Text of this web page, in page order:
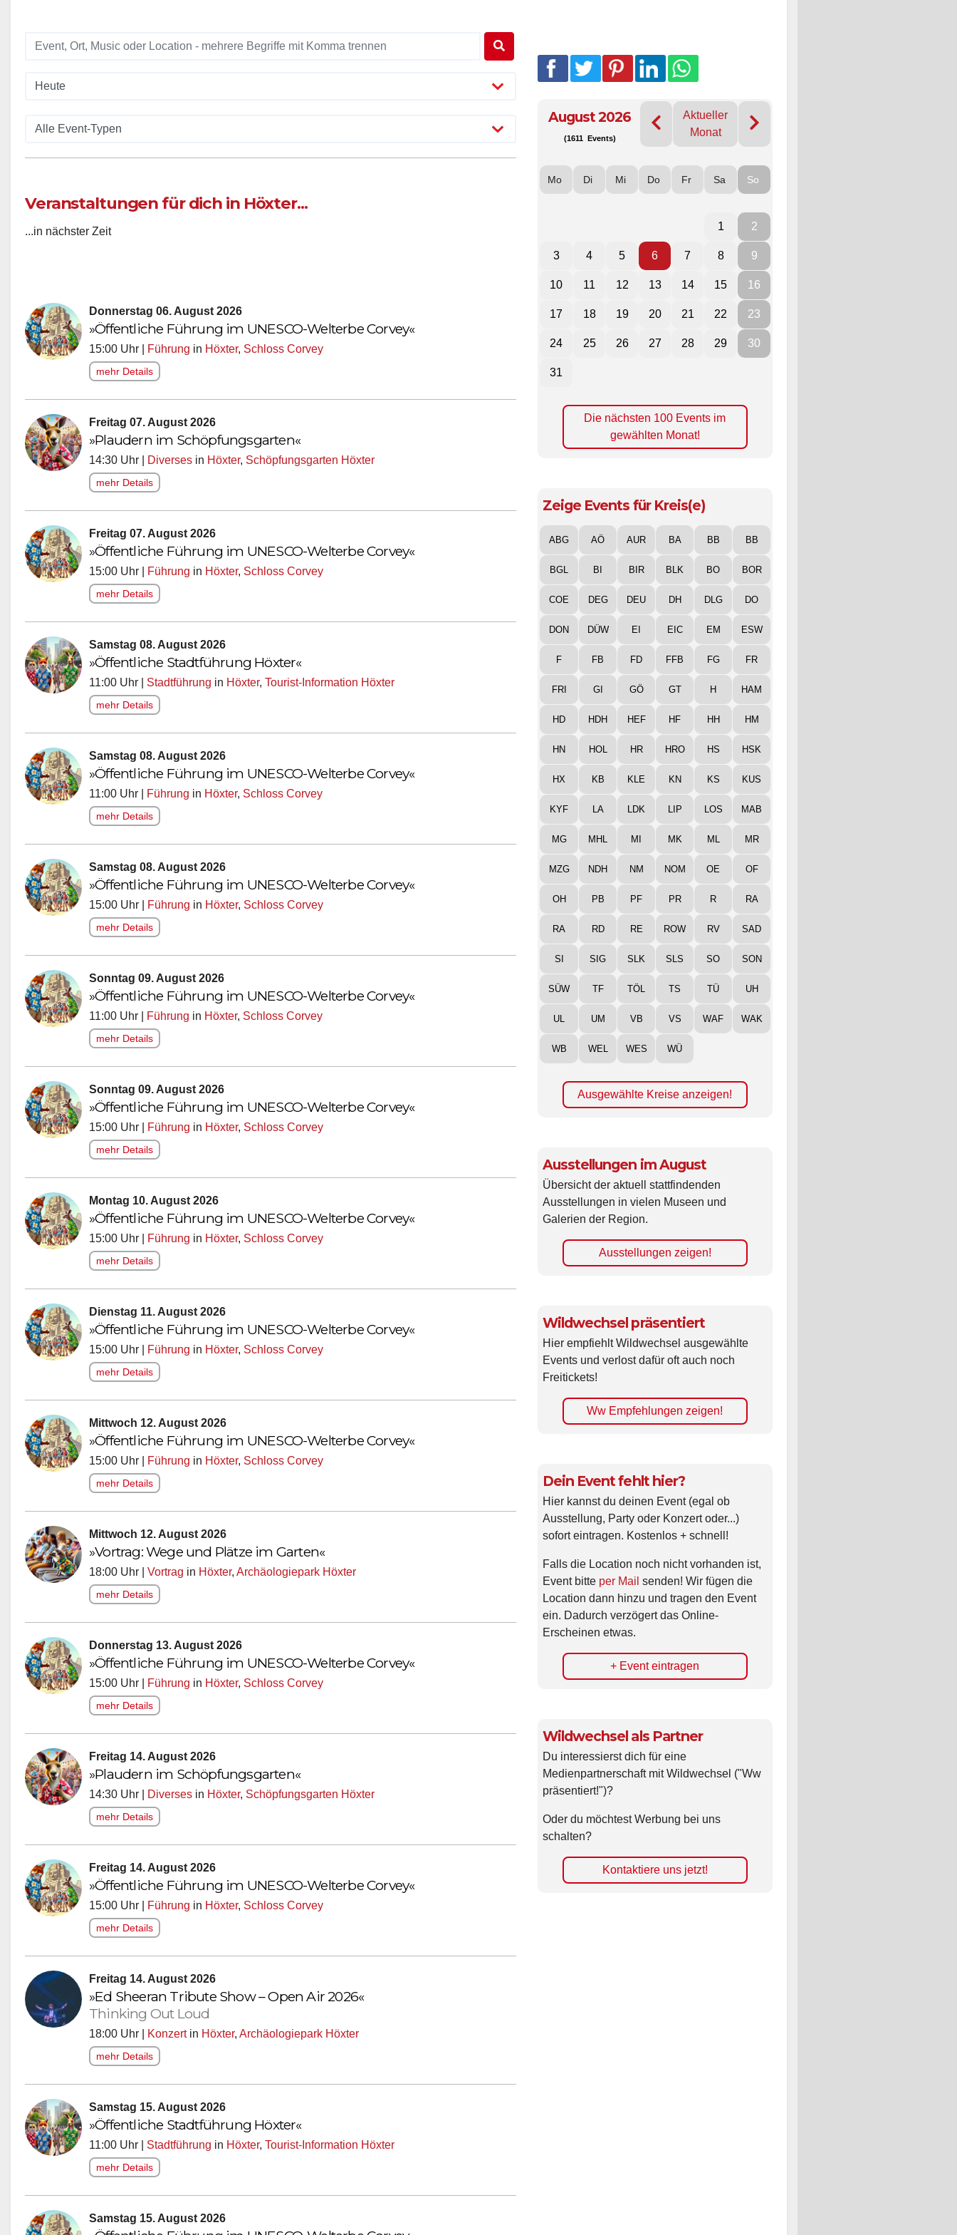
Veranstaltungen für dich in Höxter...
...in nächster Zeit
Donnerstag 06. August 2026
»Öffentliche Führung im UNESCO-Welterbe Corvey«
15:00 Uhr | Führung in Höxter, Schloss Corvey
mehr Details
Freitag 07. August 2026
»Plaudern im Schöpfungsgarten«
14:30 Uhr | Diverses in Höxter, Schöpfungsgarten Höxter
mehr Details
Freitag 07. August 2026
»Öffentliche Führung im UNESCO-Welterbe Corvey«
15:00 Uhr | Führung in Höxter, Schloss Corvey
mehr Details
Samstag 08. August 2026
»Öffentliche Stadtführung Höxter«
11:00 Uhr | Stadtführung in Höxter, Tourist-Information Höxter
mehr Details
Samstag 08. August 2026
»Öffentliche Führung im UNESCO-Welterbe Corvey«
11:00 Uhr | Führung in Höxter, Schloss Corvey
mehr Details
Samstag 08. August 2026
»Öffentliche Führung im UNESCO-Welterbe Corvey«
15:00 Uhr | Führung in Höxter, Schloss Corvey
mehr Details
Sonntag 09. August 2026
»Öffentliche Führung im UNESCO-Welterbe Corvey«
11:00 Uhr | Führung in Höxter, Schloss Corvey
mehr Details
Sonntag 09. August 2026
»Öffentliche Führung im UNESCO-Welterbe Corvey«
15:00 Uhr | Führung in Höxter, Schloss Corvey
mehr Details
Montag 10. August 2026
»Öffentliche Führung im UNESCO-Welterbe Corvey«
15:00 Uhr | Führung in Höxter, Schloss Corvey
mehr Details
Dienstag 11. August 2026
»Öffentliche Führung im UNESCO-Welterbe Corvey«
15:00 Uhr | Führung in Höxter, Schloss Corvey
mehr Details
Mittwoch 12. August 2026
»Öffentliche Führung im UNESCO-Welterbe Corvey«
15:00 Uhr | Führung in Höxter, Schloss Corvey
mehr Details
Mittwoch 12. August 2026
»Vortrag: Wege und Plätze im Garten«
18:00 Uhr | Vortrag in Höxter, Archäologiepark Höxter
mehr Details
Donnerstag 13. August 2026
»Öffentliche Führung im UNESCO-Welterbe Corvey«
15:00 Uhr | Führung in Höxter, Schloss Corvey
mehr Details
Freitag 14. August 2026
»Plaudern im Schöpfungsgarten«
14:30 Uhr | Diverses in Höxter, Schöpfungsgarten Höxter
mehr Details
Freitag 14. August 2026
»Öffentliche Führung im UNESCO-Welterbe Corvey«
15:00 Uhr | Führung in Höxter, Schloss Corvey
mehr Details
Freitag 14. August 2026
»Ed Sheeran Tribute Show – Open Air 2026«
Thinking Out Loud
18:00 Uhr | Konzertin Höxter, Archäologiepark Höxter
mehr Details
Samstag 15. August 2026
»Öffentliche Stadtführung Höxter«
11:00 Uhr | Stadtführung in Höxter, Tourist-Information Höxter
mehr Details
Samstag 15. August 2026
August 2026
(1611 Events)
Aktueller
Monat
Mo Di Mi Do Fr Sa So
1 2
3 4 5 6 7 8 9
10 11 12 13 14 15 16
17 18 19 20 21 22 23
24 25 26 27 28 29 30
31
Die nächsten 100 Events im
gewählten Monat!
Zeige Events für Kreis(e)
ABG AÖ AUR BA BB BB
BGL BI BIR BLK BO BOR
COE DEG DEU DH DLG DO
DON DÜW EI EIC EM ESW
F FB FD FFB FG FR
FRI GI GÖ GT H HAM
HD HDH HEF HF HH HM
HN HOL HR HRO HS HSK
HX KB KLE KN KS KUS
KYF LA LDK LIP LOS MAB
MG MHL MI MK ML MR
MZG NDH NM NOM OE OF
OH PB PF PR R RA
RA RD RE ROW RV SAD
SI SIG SLK SLS SO SON
SÜW TF TÖL TS TÜ UH
UL UM VB VS WAF WAK
WB WEL WES WÜ
Ausgewählte Kreise anzeigen!
Ausstellungen im August
Übersicht der aktuell stattfindenden
Ausstellungen in vielen Museen und
Galerien der Region.
Ausstellungen zeigen!
Wildwechsel präsentiert
Hier empfiehlt Wildwechsel ausgewählte
Events und verlost dafür oft auch noch
Freitickets!
Ww Empfehlungen zeigen!
Dein Event fehlt hier?
Hier kannst du deinen Event (egal ob
Ausstellung, Party oder Konzert oder...)
sofort eintragen. Kostenlos + schnell!
Falls die Location noch nicht vorhanden ist,
Event bitte per Mail senden! Wir fügen die
Location dann hinzu und tragen den Event
ein. Dadurch verzögert das Online-
Erscheinen etwas.
+ Event eintragen
Wildwechsel als Partner
Du interessierst dich für eine
Medienpartnerschaft mit Wildwechsel ("Ww
präsentiert!")?
Oder du möchtest Werbung bei uns
schalten?
Kontaktiere uns jetzt!